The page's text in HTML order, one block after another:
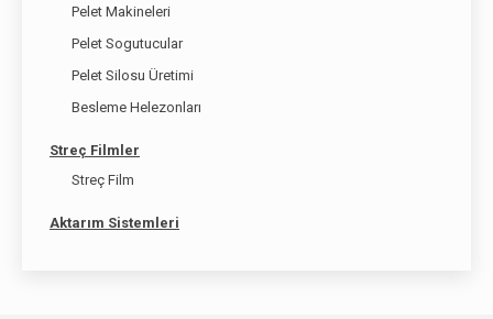
Pelet Makineleri
Pelet Sogutucular
Pelet Silosu Üretimi
Besleme Helezonları
Streç Filmler
Streç Film
Aktarım Sistemleri